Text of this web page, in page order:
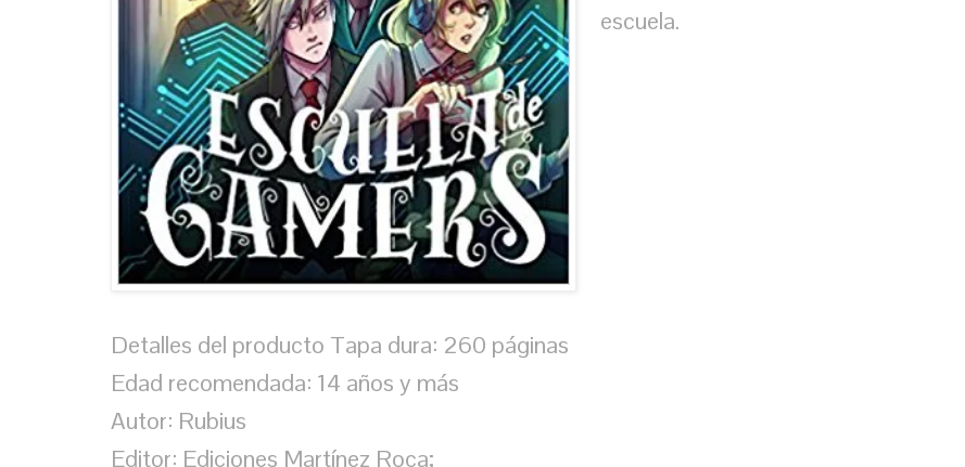
escuela.
Detalles del producto Tapa dura: 260 páginas
Edad recomendada: 14 años y más
Autor: Rubius
Editor: Ediciones Martínez Roca;